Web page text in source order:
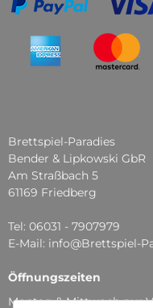
Brettspiel-Paradies
Bender & Lipkowski GbR
Am Straßbach 5
61169 Friedberg
Tel: 06031 - 7907979
E-Mail: info@Brettspiel-
Öffnungszeiten
Montag & Mittwoch nur